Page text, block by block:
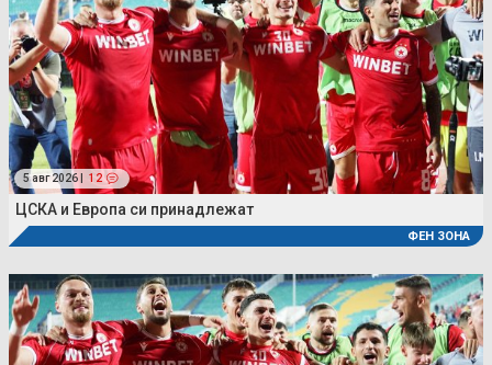
5 авг 2026 | 12
ЦСКА и Европа си принадлежат
ФЕН ЗОНА